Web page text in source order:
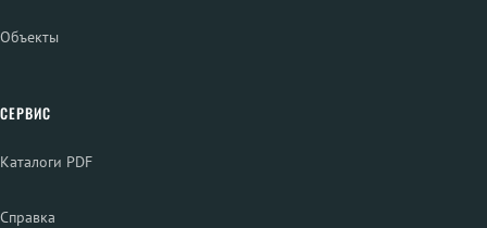
Объекты
СЕРВИС
Каталоги PDF
Справка